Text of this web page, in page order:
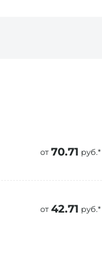
от 70.71 руб.*
от 42.71 руб.*